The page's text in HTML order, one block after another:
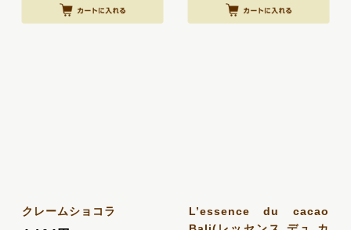
クレームショコラ
L’essence du cacao